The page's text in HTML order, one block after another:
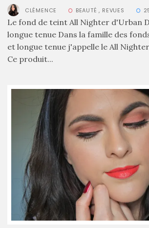
30/05/2026
sélection
sacs
légers
CLÉMENCE BEAUTÉ , REVUES
Le fond de teint All Nighter d'Urban
longue tenue Dans la famille des
et longue tenue j'appelle le All
Ce produit...